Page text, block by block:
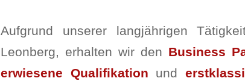
Aufgrund unserer langjährigen
Leonberg, erhalten wir den Business
erwiesene Qualifikation und